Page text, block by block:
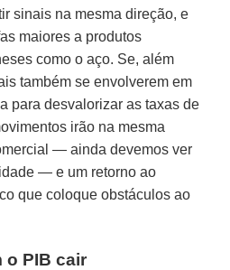
sinais na mesma direção, e
maiores a produtos
como o aço. Se, além
também se envolverem em
para desvalorizar as taxas de
irão na mesma
— ainda devemos ver
— e um retorno ao
que coloque obstáculos ao
o PIB cair